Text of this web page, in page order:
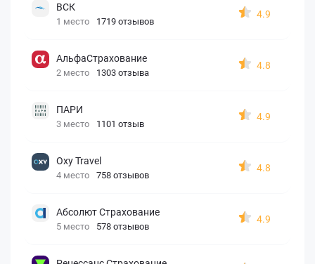
ВСК
1 место 1719 отзывов
4.9
АльфаСтрахование
2 место 1303 отзыва
4.8
ПАРИ
3 место 1101 отзыв
4.9
Oxy Travel
4 место 758 отзывов
4.8
Абсолют Страхование
5 место 578 отзывов
4.9